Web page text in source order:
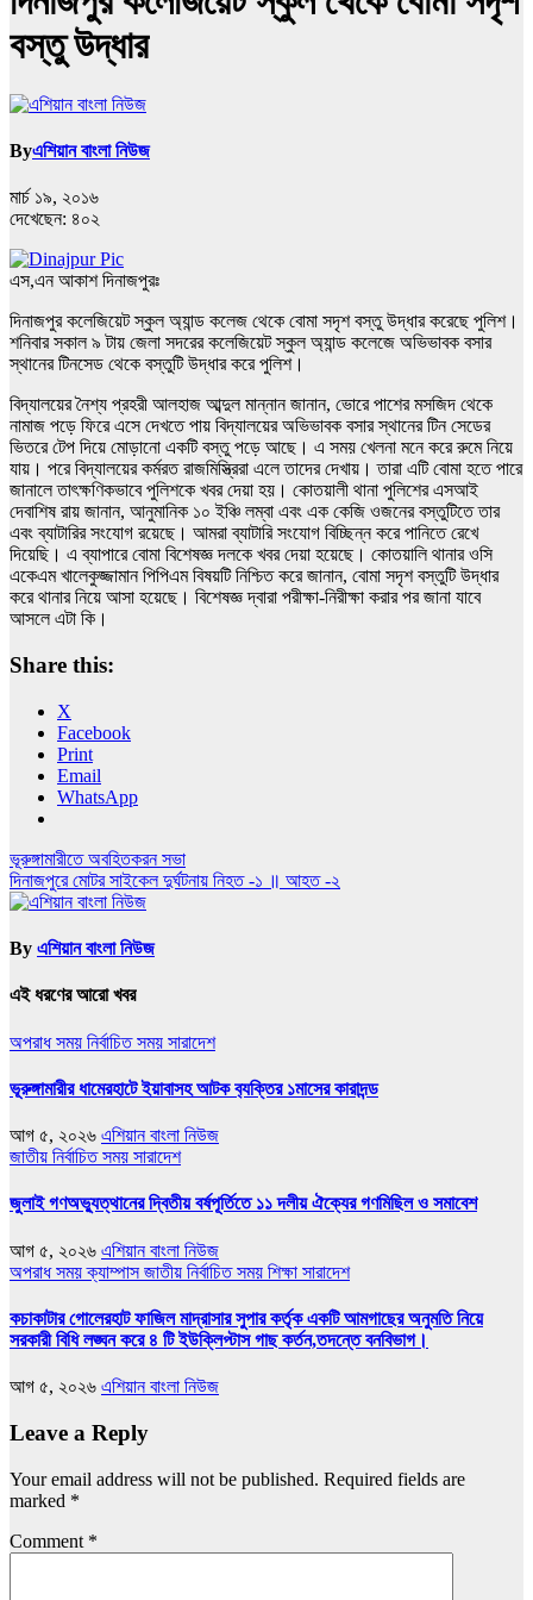
বস্তু উদ্ধার
Byএশিয়ান বাংলা নিউজ
মার্চ ১৯, ২০১৬
দেখেছেন: ৪০২
এস,এন আকাশ দিনাজপুরঃ
দিনাজপুর কলেজিয়েট স্কুল অ্যান্ড কলেজ থেকে বোমা সদৃশ বস্তু উদ্ধার করেছে পুলিশ।
শনিবার সকাল ৯ টায় জেলা সদরের কলেজিয়েট স্কুল অ্যান্ড কলেজে অভিভাবক বসার
স্থানের টিনসেড থেকে বস্তুটি উদ্ধার করে পুলিশ।
বিদ্যালয়ের নৈশ্য প্রহরী আলহাজ আব্দুল মান্নান জানান, ভোরে পাশের মসজিদ থেকে
নামাজ পড়ে ফিরে এসে দেখতে পায় বিদ্যালয়ের অভিভাবক বসার স্থানের টিন সেডের
ভিতরে টেপ দিয়ে মোড়ানো একটি বস্তু পড়ে আছে। এ সময় খেলনা মনে করে রুমে নিয়ে
যায়। পরে বিদ্যালয়ের কর্মরত রাজমিস্ত্রিরা এলে তাদের দেখায়। তারা এটি বোমা হতে পারে
জানালে তাৎক্ষণিকভাবে পুলিশকে খবর দেয়া হয়। কোতয়ালী থানা পুলিশের এসআই
দেবাশিষ রায় জানান, আনুমানিক ১০ ইঞ্চি লম্বা এবং এক কেজি ওজনের বস্তুটিতে তার
এবং ব্যাটারির সংযোগ রয়েছে। আমরা ব্যাটারি সংযোগ বিচ্ছিন্ন করে পানিতে রেখে
দিয়েছি। এ ব্যাপারে বোমা বিশেষজ্ঞ দলকে খবর দেয়া হয়েছে। কোতয়ালি থানার ওসি
একেএম খালেকুজ্জামান পিপিএম বিষয়টি নিশ্চিত করে জানান, বোমা সদৃশ বস্তুটি উদ্ধার
করে থানার নিয়ে আসা হয়েছে। বিশেষজ্ঞ দ্বারা পরীক্ষা-নিরীক্ষা করার পর জানা যাবে
আসলে এটা কি।
Share this:
X
Facebook
Print
Email
WhatsApp
Post
navigation
ভূরুঙ্গামারীতে অবহিতকরন সভা
দিনাজপুরে মোটর সাইকেল দুর্ঘটনায় নিহত -১ ॥ আহত -২
By এশিয়ান বাংলা নিউজ
এই ধরণের আরো খবর
অপরাধ সময় নির্বাচিত সময় সারাদেশ
ভূরুঙ্গামারীর ধামেরহাটে ইয়াবাসহ আটক ব‍্যক্তির ১মাসের কারাদন্ড
আগ ৫, ২০২৬ এশিয়ান বাংলা নিউজ
জাতীয় নির্বাচিত সময় সারাদেশ
জুলাই গণঅভ্যুত্থানের দ্বিতীয় বর্ষপূর্তিতে ১১ দলীয় ঐক্যের গণমিছিল ও সমাবেশ
আগ ৫, ২০২৬ এশিয়ান বাংলা নিউজ
অপরাধ সময়ক্যাম্পাসজাতীয় নির্বাচিত সময় শিক্ষা সারাদেশ
কচাকাটার গোলেরহাট ফাজিল মাদ্রাসার সুপার কর্তৃক একটি আমগাছের অনুমতি নিয়ে
সরকারী বিধি লঙ্ঘন করে ৪ টি ইউক্লিপ্টাস গাছ কর্তন,তদন্তে বনবিভাগ।
আগ ৫, ২০২৬ এশিয়ান বাংলা নিউজ
Leave a Reply
Your email address will not be published. Required fields are
marked *
Comment *